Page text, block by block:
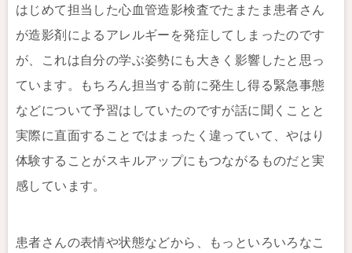
はじめて担当した心血管造影検査でたまたま患者さん
が造影剤によるアレルギーを発症してしまったのです
が、これは自分の学ぶ姿勢にも大きく影響したと思っ
ています。もちろん担当する前に発生し得る緊急事態
などについて予習はしていたのですが話に聞くことと
実際に直面することではまったく違っていて、やはり
体験することがスキルアップにもつながるものだと実
感しています。
患者さんの表情や状態などから、もっといろいろなこ